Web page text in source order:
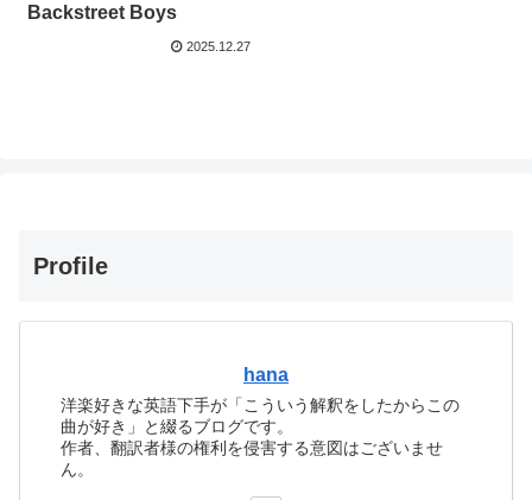
Backstreet Boys
2025.12.27
Profile
hana
洋楽好きな英語下手が「こういう解釈をしたからこの
曲が好き」と綴るブログです。
作者、翻訳者様の権利を侵害する意図はございませ
ん。